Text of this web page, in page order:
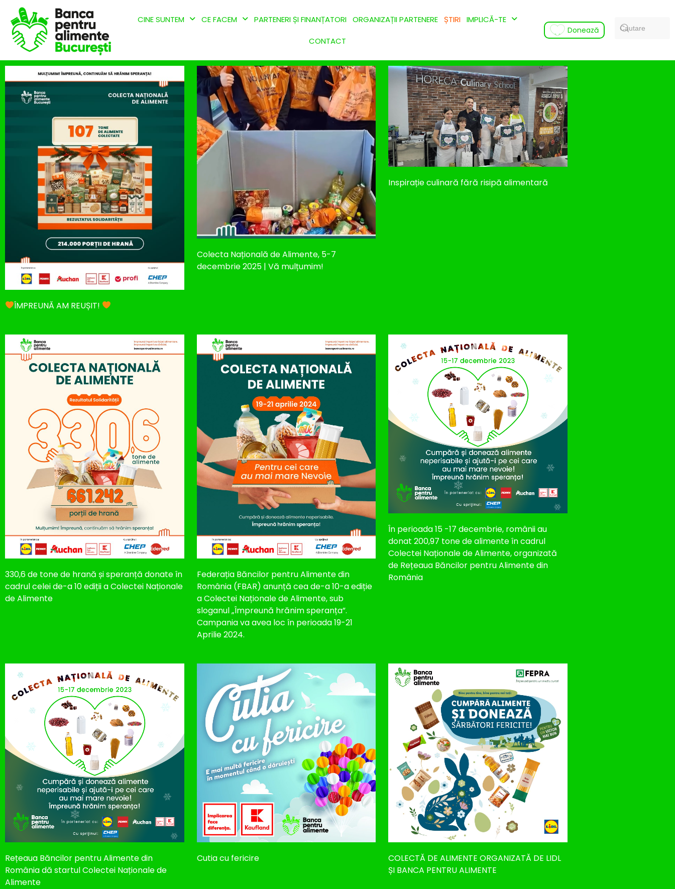
CINE SUNTEM CE FACEM PARTENERI ȘI FINANȚATORI ORGANIZAȚII PARTENERE ȘTIRI IMPLICĂ-TE
CONTACT
Donează
Search
ÎMPREUNĂ AM REUȘIT!
Colecta Națională de Alimente, 5-7
decembrie 2025 | Vă mulțumim!
Inspirație culinară fără risipă alimentară
330,6 de tone de hrană și speranță donate în
cadrul celei de-a 10 ediții a Colectei Naționale
de Alimente
Federația Băncilor pentru Alimente din
România (FBAR) anunță cea de-a 10-a ediție
a Colectei Naționale de Alimente, sub
sloganul „Împreună hrănim speranța”.
Campania va avea loc în perioada 19-21
Aprilie 2024.
În perioada 15 -17 decembrie, românii au
donat 200,97 tone de alimente în cadrul
Colectei Naționale de Alimente, organizată
de Rețeaua Băncilor pentru Alimente din
România
Rețeaua Băncilor pentru Alimente din
România dă startul Colectei Naționale de
Alimente
Cutia cu fericire
COLECTĂ DE ALIMENTE ORGANIZATĂ DE LIDL
ȘI BANCA PENTRU ALIMENTE